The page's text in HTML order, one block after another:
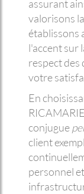
assurant
valorisons
établissons
l'accent sur
respect des
votre
En
conjugue
client
personnel